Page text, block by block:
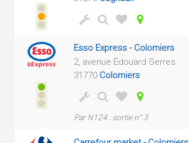
Esso Express - Colomiers
2, avenue Édouard Serres
31770 Colomiers
Par N124 : sortie n° 3